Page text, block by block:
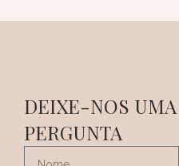
DEIXE-NOS UMA
PERGUNTA